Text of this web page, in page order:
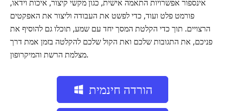
אינספור אפשרויות התאמה אישית, כגון מקשי קיצור, איכות וידאו,
פורמט פלט ועוד, כדי לפשט את העבודה וליצור את האפקטים
הרצויים. תוך כדי הקלטת המסך יחד עם שמע, תוכלו גם להוסיף את
פניכם, את התגובות שלכם ואת הקול שלכם להקלטה בזמן אמת דרך
מצלמת הרשת והמיקרופון.
הורדה חינמית